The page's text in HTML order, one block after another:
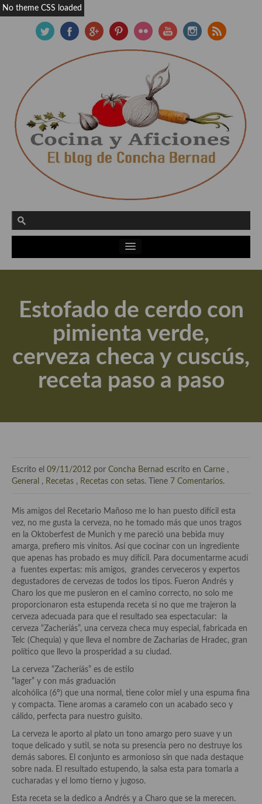
Actualidad y recomendaciones
Apuntes, estudios sobre temas interesantes e importantes
Aceite de Oliva Virgen Extra (AOVE)
Recetas maridadas con los mejores AOVES
Flores en la cocina recetas
En la mesa: menaje, vajilla, técnicas de emplatado, decoración
Historia de la gastronomía, platos celebres, cocineros, críticos,
historias culinarias y otras cosas
Origen y evolución de la comida
Protocolo y buenas maneras.
Ocio – restaurantes, bares, tabernas
Viajes eno-gastro-turísticos
En El Candelero
Las opiniones de la «Cocinera»
Prensa
Acompañamientos
Airfryer recetas
Aderezos, salsas, vinagretas, especias, hierbas aromáticas o
Estofado de cerdo con
pimienta verde,
cerveza checa y cuscús,
receta paso a paso
Escrito el 09/11/2012 por Concha Bernad escrito en Carne ,
General
, Recetas , Recetas con setas. Tiene 7 Comentarios.
Mis amigos del Recetario Mañoso me lo han puesto difícil esta
vez, no me gusta la cerveza, no he tomado más que unos tragos
en la Oktoberfest de Munich y me pareció una bebida muy
amarga, prefiero mis vinitos. Así que cocinar con un ingrediente
que apenas has probado es muy difícil. Para documentarme acudí
a fuentes expertas: mis amigos, grandes cerveceros y expertos
degustadores de cervezas de todos los tipos. Fueron Andrés y
Charo los que me pusieron en el camino correcto, no solo me
proporcionaron esta estupenda receta si no que me trajeron la
cerveza adecuada para que el resultado sea espectacular: la
cerveza “Zacheríás”, una cerveza checa muy especial, fabricada en
Telc (Chequia) y que lleva el nombre de Zacharias de Hradec, gran
político que llevo la prosperidad a su ciudad.
La cerveza “Zacheríás” es de estilo
“lager” y con más graduación
alcohólica (6º) que una normal, tiene color miel y una espuma fina
y compacta. Tiene aromas a caramelo con un acabado seco y
cálido, perfecta para nuestro guisito.
La cerveza le aporto al plato un tono amargo pero suave y un
toque delicado y sutil, se nota su presencia pero no destruye los
demás sabores. El conjunto es armonioso sin que nada destaque
sobre nada. El resultado estupendo, la salsa esta para tomarla a
cucharadas y el lomo tierno y jugoso.
Esta receta se la dedico a Andrés y a Charo que se la merecen.
No theme CSS loaded